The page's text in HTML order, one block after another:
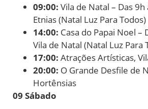
09:00: Vila de Natal – Das 9h
Etnias (Natal Luz Para Todos)
14:00: Casa do Papai Noel –
Vila de Natal (Natal Luz Para
17:00: Atrações Artísticas,
20:00: O Grande Desfile de
Hortênsias
09 Sábado